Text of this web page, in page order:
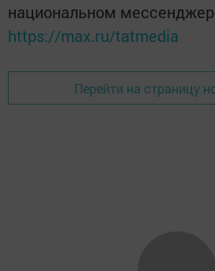
национальном
https://max.ru/tatmedia
Перейти на страницу